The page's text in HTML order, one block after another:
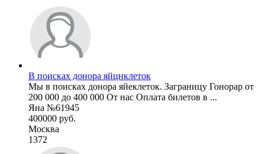
В поисках донора яйцнклеток
Мы в поисках донора яйеклеток. Заграницу Гонорар от
200 000 до 400 000 От нас Оплата билетов в ...
Яна №61945
400000 руб.
Москва
1372